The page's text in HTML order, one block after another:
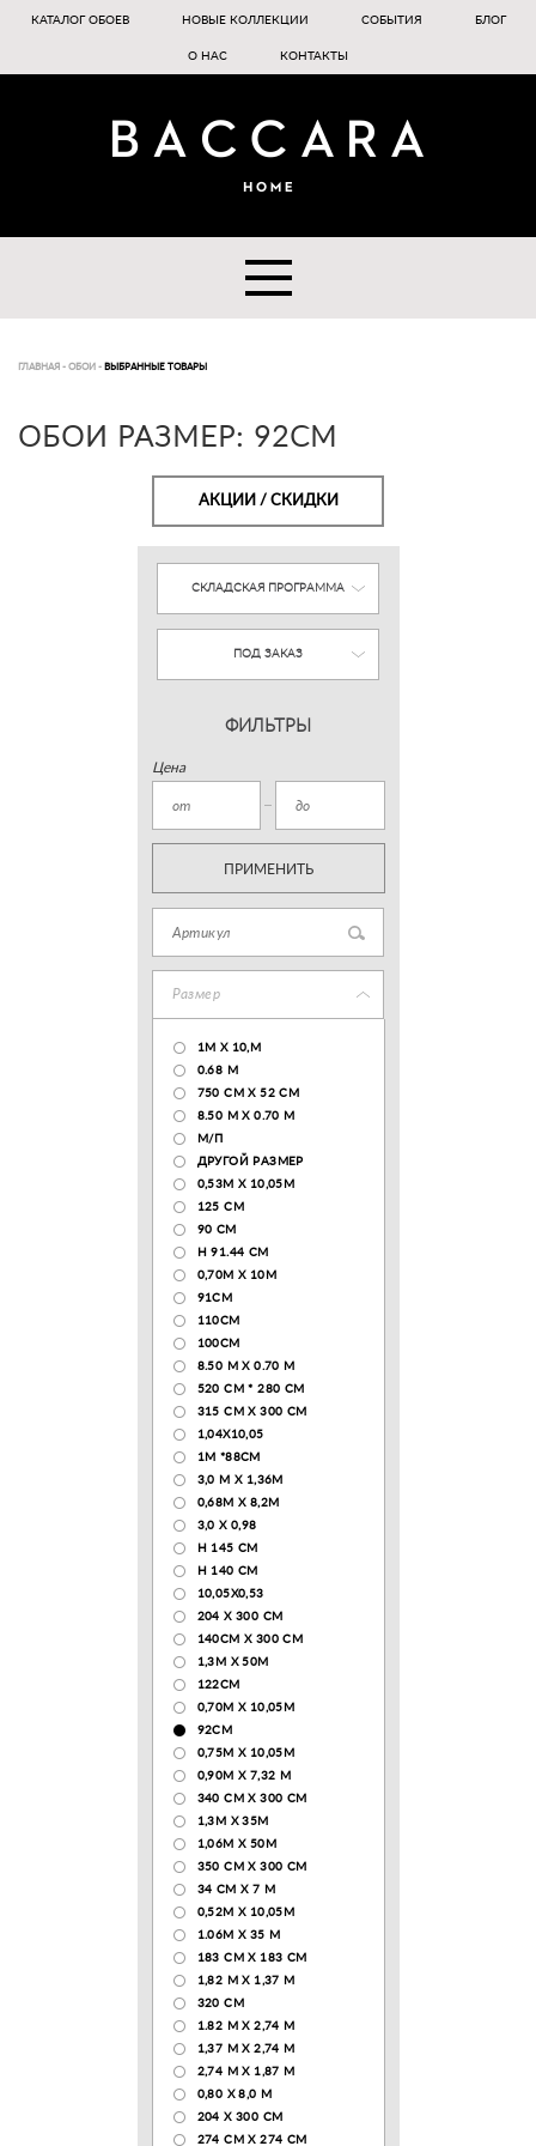
КАТАЛОГ ОБОЕВ НОВЫЕ КОЛЛЕКЦИИ СОБЫТИЯ БЛОГ
О НАС КОНТАКТЫ
ГЛАВНАЯ - ОБОИ - ВЫБРАННЫЕ ТОВАРЫ
ОБОИ РАЗМЕР: 92CM
АКЦИИ / СКИДКИ
СКЛАДСКАЯ ПРОГРАММА
ПОД ЗАКАЗ
ФИЛЬТРЫ
Цена
ПРИМЕНИТЬ
Размер
1М Х 10,М
0.68 M
750 CM X 52 CM
8.50 М X 0.70 М
М/П
ДРУГОЙ РАЗМЕР
0,53М Х 10,05М
125 CM
90 СМ
H 91.44 CM
0,70М Х 10М
91СМ
110CM
100CM
8.50 M X 0.70 M
520 СМ * 280 СМ
315 CM X 300 CM
1,04X10,05
1М *88СМ
3,0 М Х 1,36М
0,68М Х 8,2М
3,0 Х 0,98
H 145 CM
H 140 CM
10,05Х0,53
204 Х 300 СМ
140CM X 300 CM
1,3М Х 50М
122СМ
0,70М Х 10,05М
92CM
0,75М Х 10,05М
0,90М Х 7,32 М
340 CM X 300 CM
1,3M X 35M
1,06M X 50M
350 CM X 300 CM
34 CM X 7 M
0,52М Х 10,05М
1.06M X 35 M
183 СМ Х 183 СМ
1,82 М Х 1,37 М
320 CM
1.82 М Х 2,74 М
1,37 М Х 2,74 М
2,74 М Х 1,87 М
0,80 Х 8,0 М
204 Х 300 СМ
274 СМ Х 274 СМ